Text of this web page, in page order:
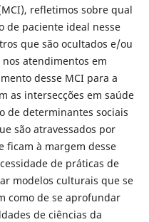
refletimos sobre qual
de paciente ideal nesse
que são ocultados e/ou
atendimentos em
desse MCI para a
as intersecções em saúde
de determinantes sociais
são atravessados por
ficam à margem desse
de práticas de
modelos culturais que se
como de se aprofundar
de ciências da